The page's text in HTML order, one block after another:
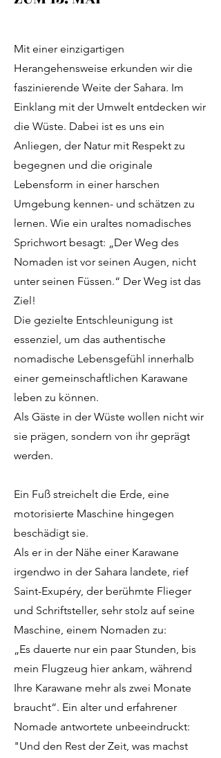
Mit einer einzigartigen
Herangehensweise erkunden wir die
faszinierende Weite der Sahara. Im
Einklang mit der Umwelt entdecken wir
die Wüste. Dabei ist es uns ein
Anliegen, der Natur mit Respekt zu
begegnen und die originale
Lebensform in einer harschen
Umgebung kennen- und schätzen zu
lernen. Wie ein uraltes nomadisches
Sprichwort besagt: „Der Weg des
Nomaden ist vor seinen Augen, nicht
unter seinen Füssen.“ Der Weg ist das
Ziel!
Die gezielte Entschleunigung ist
essenziel, um das authentische
nomadische Lebensgefühl innerhalb
einer gemeinschaftlichen Karawane
leben zu können.
Als Gäste in der Wüste wollen nicht wir
sie prägen, sondern von ihr geprägt
werden.
Ein Fuß streichelt die Erde, eine
motorisierte Maschine hingegen
beschädigt sie.
Als er in der Nähe einer Karawane
irgendwo in der Sahara landete, rief
Saint-Exupéry, der berühmte Flieger
und Schriftsteller, sehr stolz auf seine
Maschine, einem Nomaden zu:
„Es dauerte nur ein paar Stunden, bis
mein Flugzeug hier ankam, während
Ihre Karawane mehr als zwei Monate
braucht“. Ein alter und erfahrener
Nomade antwortete unbeeindruckt:
"Und den Rest der Zeit, was machst